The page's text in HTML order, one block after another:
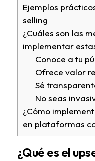
Ejemplos
selling
¿Cuáles son las
implementar
Conoce a tu
Ofrece valor
Sé
No seas
¿Cómo
en plataformas
¿Qué es el